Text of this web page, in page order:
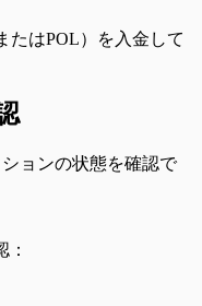
たはPOL）を入金して
ョンの状態を確認で
：